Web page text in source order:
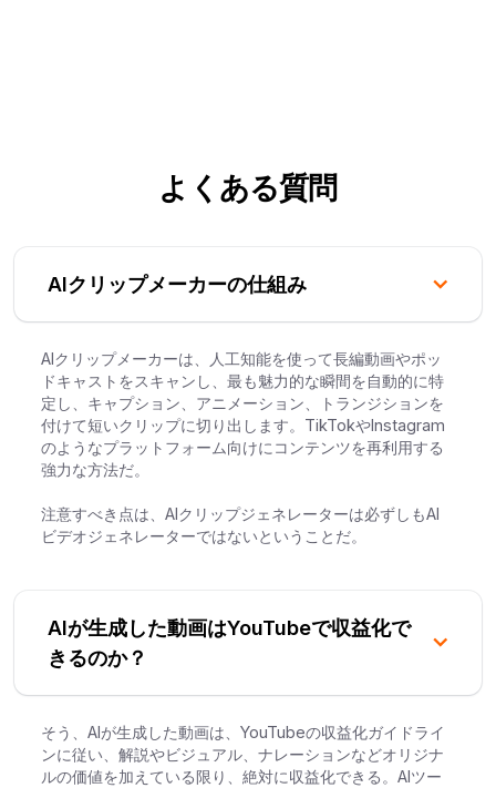
よくある質問
AIクリップメーカーの仕組み
AIクリップメーカーは、人工知能を使って長編動画やポッ
ドキャストをスキャンし、最も魅力的な瞬間を自動的に特
定し、キャプション、アニメーション、トランジションを
付けて短いクリップに切り出します。TikTokやInstagram
のようなプラットフォーム向けにコンテンツを再利用する
強力な方法だ。
注意すべき点は、AIクリップジェネレーターは必ずしもAI
ビデオジェネレーターではないということだ。
AIが生成した動画はYouTubeで収益化で
きるのか？
そう、AIが生成した動画は、YouTubeの収益化ガイドライ
ンに従い、解説やビジュアル、ナレーションなどオリジナ
ルの価値を加えている限り、絶対に収益化できる。AIツー